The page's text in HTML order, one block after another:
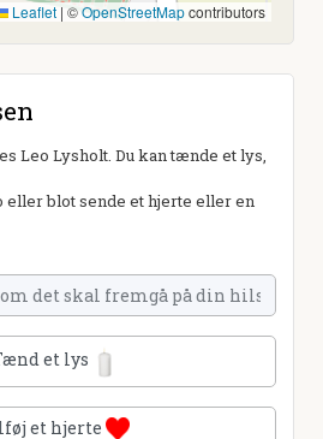
Leaflet | ©OpenStreetMapcontributors
Leo Lysholt. Du kan tænde et lys,
blot sende et hjerte eller en
et lys
et hjerte